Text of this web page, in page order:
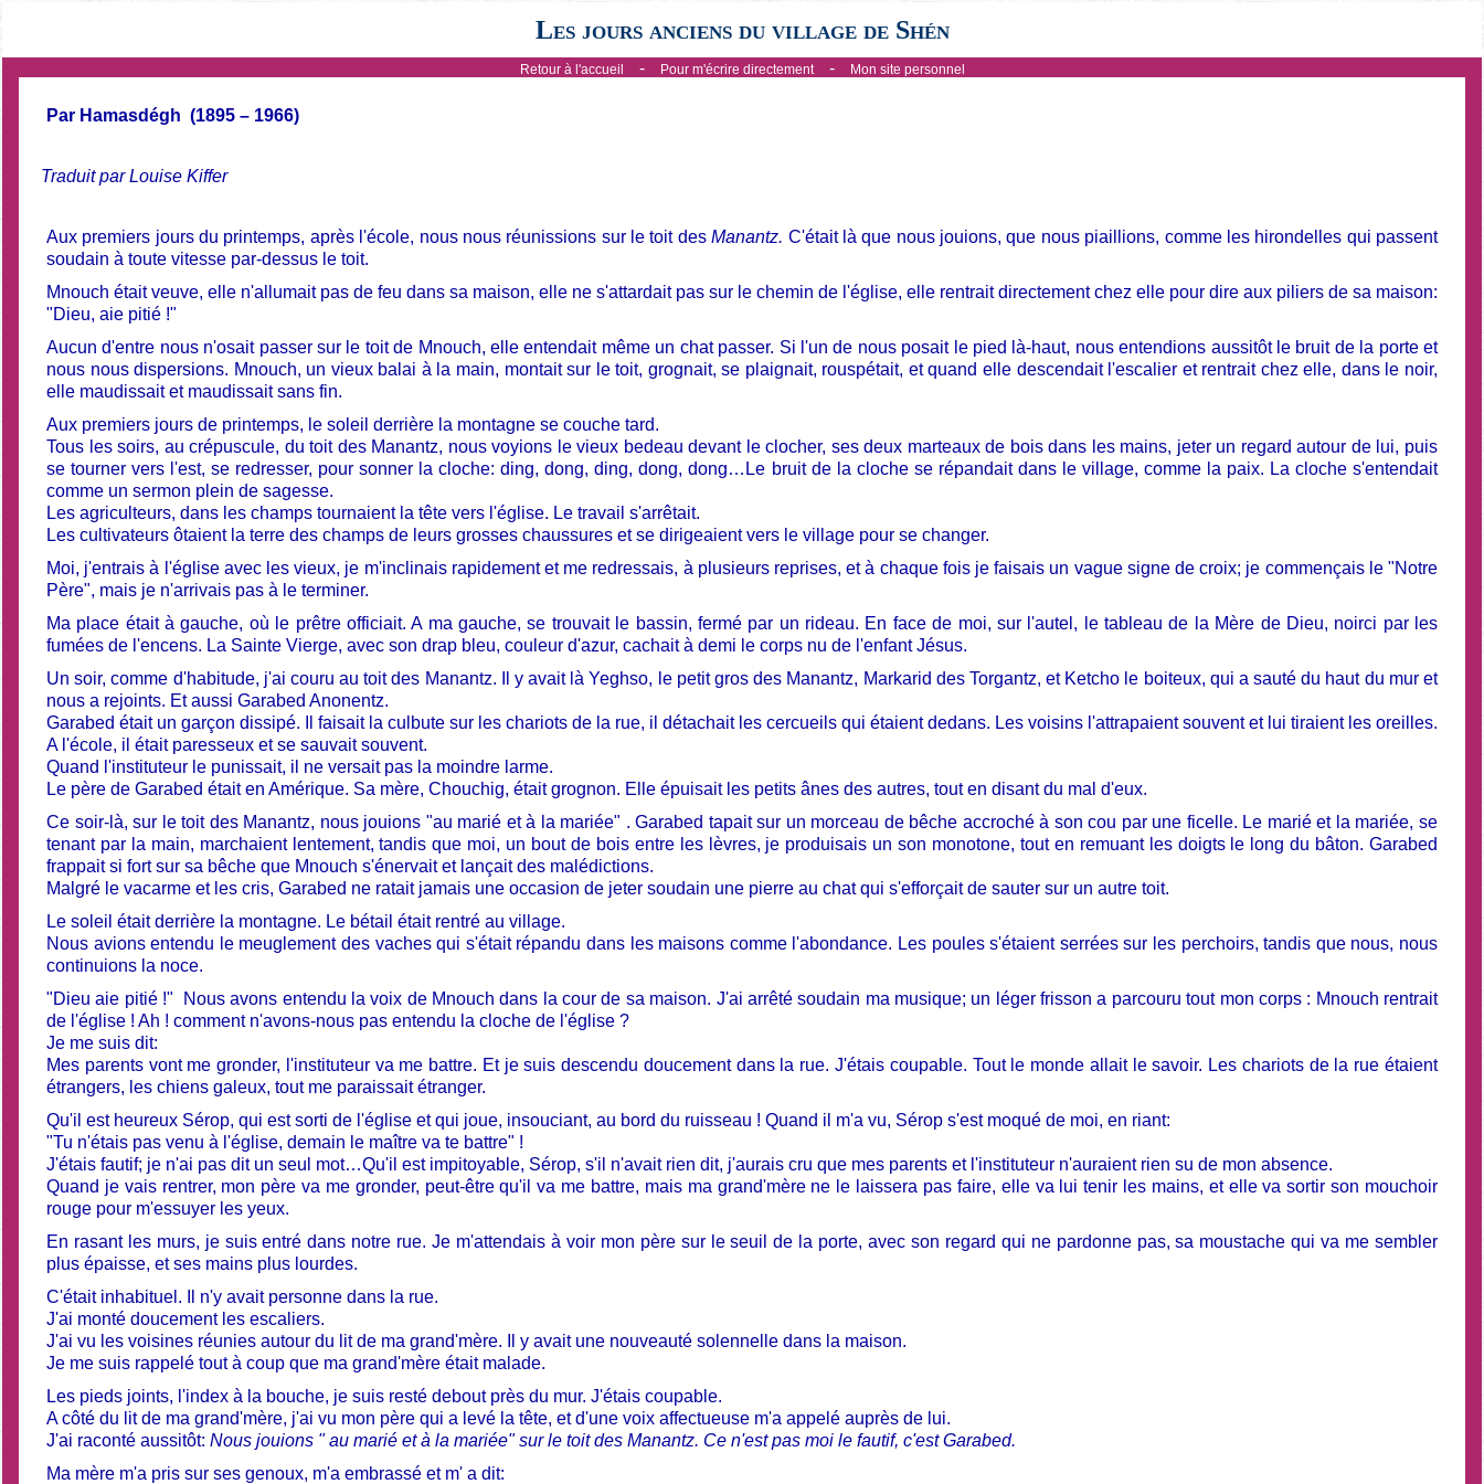
Les jours anciens du village de Shén
Retour à l'accueil - Pour m'écrire directement - Mon site personnel
Par Hamasdégh (1895 – 1966)
Traduit par Louise Kiffer
Aux premiers jours du printemps, après l'école, nous nous réunissions sur le toit desManantz. C'était là que nous jouions, que nous piaillions, comme les hirondelles qui passent
soudain à toute vitesse par-dessus le toit.
Mnouch était veuve, elle n'allumait pas de feu dans sa maison, elle ne s'attardait pas sur le chemin de l'église, elle rentrait directement chez elle pour dire aux piliers de sa maison:
"Dieu, aie pitié !"
Aucun d'entre nous n'osait passer sur le toit de Mnouch, elle entendait même un chat passer. Si l'un de nous posait le pied là-haut, nous entendions aussitôt le bruit de la porte et
nous nous dispersions. Mnouch, un vieux balai à la main, montait sur le toit, grognait, se plaignait, rouspétait, et quand elle descendait l'escalier et rentrait chez elle, dans le noir,
elle maudissait et maudissait sans fin.
Aux premiers jours de printemps, le soleil derrière la montagne se couche tard.
Tous les soirs, au crépuscule, du toit des Manantz, nous voyions le vieux bedeau devant le clocher, ses deux marteaux de bois dans les mains, jeter un regard autour de lui, puis
se tourner vers l'est, se redresser, pour sonner la cloche: ding, dong, ding, dong, dong…Le bruit de la cloche se répandait dans le village, comme la paix. La cloche s'entendait
comme un sermon plein de sagesse.
Les agriculteurs, dans les champs tournaient la tête vers l'église. Le travail s'arrêtait.
Les cultivateurs ôtaient la terre des champs de leurs grosses chaussures et se dirigeaient vers le village pour se changer.
Moi, j'entrais à l'église avec les vieux, je m'inclinais rapidement et me redressais, à plusieurs reprises, et à chaque fois je faisais un vague signe de croix; je commençais le "Notre
Père", mais je n'arrivais pas à le terminer.
Ma place était à gauche, où le prêtre officiait. A ma gauche, se trouvait le bassin, fermé par un rideau. En face de moi, sur l'autel, le tableau de la Mère de Dieu, noirci par les
fumées de l'encens. La Sainte Vierge, avec son drap bleu, couleur d'azur, cachait à demi le corps nu de l'enfant Jésus.
Un soir, comme d'habitude, j'ai couru au toit des Manantz. Il y avait là Yeghso, le petit gros des Manantz, Markarid des Torgantz, et Ketcho le boiteux, qui a sauté du haut du mur et
nous a rejoints. Et aussi Garabed Anonentz.
Garabed était un garçon dissipé. Il faisait la culbute sur les chariots de la rue, il détachait les cercueils qui étaient dedans. Les voisins l'attrapaient souvent et lui tiraient les oreilles.
A l'école, il était paresseux et se sauvait souvent.
Quand l'instituteur le punissait, il ne versait pas la moindre larme.
Le père de Garabed était en Amérique. Sa mère, Chouchig, était grognon. Elle épuisait les petits ânes des autres, tout en disant du mal d'eux.
Ce soir-là, sur le toit des Manantz, nous jouions "au marié et à la mariée" . Garabed tapait sur un morceau de bêche accroché à son cou par une ficelle. Le marié et la mariée, se
tenant par la main, marchaient lentement, tandis que moi, un bout de bois entre les lèvres, je produisais un son monotone, tout en remuant les doigts le long du bâton. Garabed
frappait si fort sur sa bêche que Mnouch s'énervait et lançait des malédictions.
Malgré le vacarme et les cris, Garabed ne ratait jamais une occasion de jeter soudain une pierre au chat qui s'efforçait de sauter sur un autre toit.
Le soleil était derrière la montagne. Le bétail était rentré au village.
Nous avions entendu le meuglement des vaches qui s'était répandu dans les maisons comme l'abondance. Les poules s'étaient serrées sur les perchoirs, tandis que nous, nous
continuions la noce.
"Dieu aie pitié !" Nous avons entendu la voix de Mnouch dans la cour de sa maison. J'ai arrêté soudain ma musique; un léger frisson a parcouru tout mon corps : Mnouch rentrait
de l'église ! Ah ! comment n'avons-nous pas entendu la cloche de l'église ?
Je me suis dit:
Mes parents vont me gronder, l'instituteur va me battre. Et je suis descendu doucement dans la rue. J'étais coupable. Tout le monde allait le savoir. Les chariots de la rue étaient
étrangers, les chiens galeux, tout me paraissait étranger.
Qu'il est heureux Sérop, qui est sorti de l'église et qui joue, insouciant, au bord du ruisseau ! Quand il m'a vu, Sérop s'est moqué de moi, en riant:
"Tu n'étais pas venu à l'église, demain le maître va te battre" !
J'étais fautif; je n'ai pas dit un seul mot…Qu'il est impitoyable, Sérop, s'il n'avait rien dit, j'aurais cru que mes parents et l'instituteur n'auraient rien su de mon absence.
Quand je vais rentrer, mon père va me gronder, peut-être qu'il va me battre, mais ma grand'mère ne le laissera pas faire, elle va lui tenir les mains, et elle va sortir son mouchoir
rouge pour m'essuyer les yeux.
En rasant les murs, je suis entré dans notre rue. Je m'attendais à voir mon père sur le seuil de la porte, avec son regard qui ne pardonne pas, sa moustache qui va me sembler
plus épaisse, et ses mains plus lourdes.
C'était inhabituel. Il n'y avait personne dans la rue.
J'ai monté doucement les escaliers.
J'ai vu les voisines réunies autour du lit de ma grand'mère. Il y avait une nouveauté solennelle dans la maison.
Je me suis rappelé tout à coup que ma grand'mère était malade.
Les pieds joints, l'index à la bouche, je suis resté debout près du mur. J'étais coupable.
A côté du lit de ma grand'mère, j'ai vu mon père qui a levé la tête, et d'une voix affectueuse m'a appelé auprès de lui.
J'ai raconté aussitôt: Nous jouions " au marié et à la mariée" sur le toit des Manantz. Ce n'est pas moi le fautif, c'est Garabed.
Ma mère m'a pris sur ses genoux, m'a embrassé et m' a dit: